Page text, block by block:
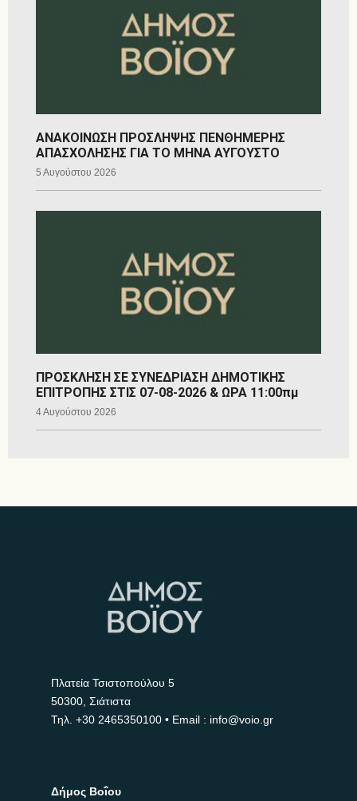
ΑΝΑΚΟΙΝΩΣΗ ΠΡΟΣΛΗΨΗΣ ΠΕΝΘΗΜΕΡΗΣ
ΑΠΑΣΧΟΛΗΣΗΣ ΓΙΑ ΤΟ ΜΗΝΑ ΑΥΓΟΥΣΤΟ
5 Αυγούστου 2026
ΠΡΟΣΚΛΗΣΗ ΣΕ ΣΥΝΕΔΡΙΑΣΗ ΔΗΜΟΤΙΚΗΣ
ΕΠΙΤΡΟΠΗΣ ΣΤΙΣ 07-08-2026 & ΩΡΑ 11:00πμ
4 Αυγούστου 2026
Πλατεία Τσιστοπούλου 5
50300, Σιάτιστα
Τηλ. +30 2465350100 • Email : info@voio.gr
Δήμος Βοΐου